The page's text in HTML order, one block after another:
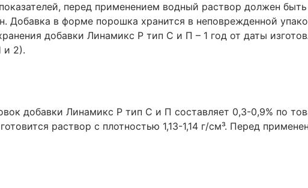
перед применением водный раствор должен
Добавка в форме порошка хранится в неповрежденной
добавки Линамикс Р тип С и П – 1 год от даты
и 2).
добавки Линамикс Р тип С и П составляет 0,3-0,9% по
раствор с плотностью 1,13-1,14 г/см³. Перед